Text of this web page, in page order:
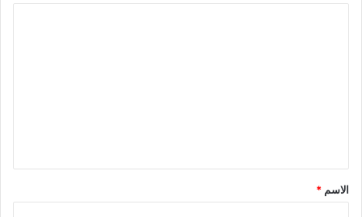
*
الاسم *